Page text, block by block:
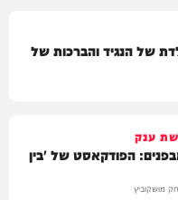
של הנגיד והברכות של
ענק
לכלא 10 מבפנים: הפודקאסט של 'בין
מושקוביץ